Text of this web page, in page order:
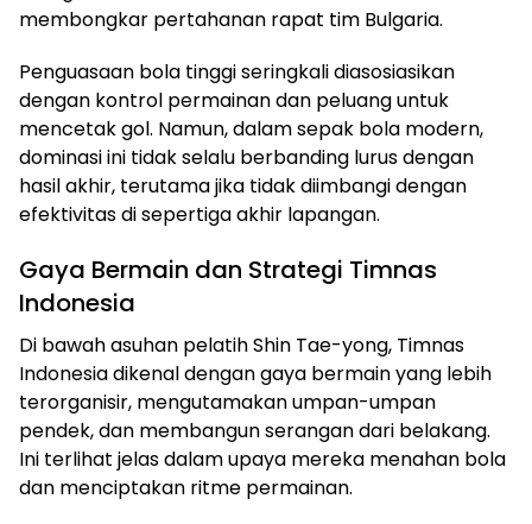
membongkar pertahanan rapat tim Bulgaria.
Penguasaan bola tinggi seringkali diasosiasikan
dengan kontrol permainan dan peluang untuk
mencetak gol. Namun, dalam sepak bola modern,
dominasi ini tidak selalu berbanding lurus dengan
hasil akhir, terutama jika tidak diimbangi dengan
efektivitas di sepertiga akhir lapangan.
Gaya Bermain dan Strategi Timnas
Indonesia
Di bawah asuhan pelatih Shin Tae-yong, Timnas
Indonesia dikenal dengan gaya bermain yang lebih
terorganisir, mengutamakan umpan-umpan
pendek, dan membangun serangan dari belakang.
Ini terlihat jelas dalam upaya mereka menahan bola
dan menciptakan ritme permainan.